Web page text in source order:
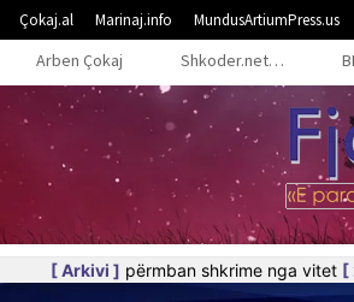
Çokaj.al Marinaj.info MundusArtiumPress.us
Arben Çokaj Shkoder.net…
[ Arkivi ] përmban shkrime nga vitet [